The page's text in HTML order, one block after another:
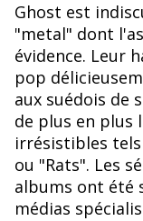
Ghost est
"metal" dont
évidence. Leur
pop
aux suédois de
de plus en plus
irrésistibles tels
ou "Rats". Les
albums ont été
médias